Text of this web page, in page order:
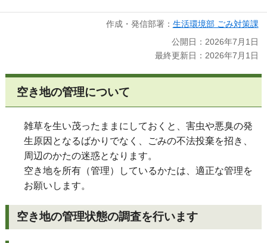
作成・発信部署： 生活環境部 ごみ対策課
公開日：2026年7月1日
最終更新日：2026年7月1日
空き地の管理について
雑草を生い茂ったままにしておくと、害虫や悪臭の発
生原因となるばかりでなく、ごみの不法投棄を招き、
周辺のかたの迷惑となります。
空き地を所有（管理）しているかたは、適正な管理を
お願いします。
空き地の管理状態の調査を行います